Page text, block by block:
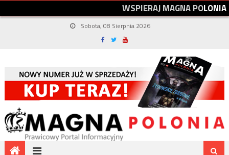
WSPIERAJMAGNAPOLONIA
Sobota, 08 Sierpnia 2026